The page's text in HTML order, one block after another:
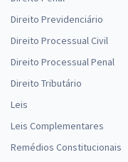
Direito Previdenciário
Direito Processual Civil
Direito Processual Penal
Direito Tributário
Leis
Leis Complementares
Remédios Constitucionais